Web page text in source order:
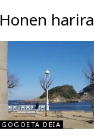
Honen harira
GOGOETA DEIA